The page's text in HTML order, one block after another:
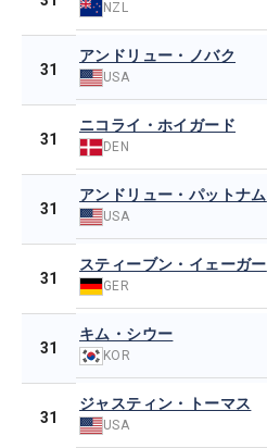
NZL
31
アンドリュー・ノバク
USA
31
ニコライ・ホイガード
DEN
31
アンドリュー・パットナム
USA
31
スティーブン・イェーガー
GER
31
キム・シウー
KOR
31
ジャスティン・トーマス
USA